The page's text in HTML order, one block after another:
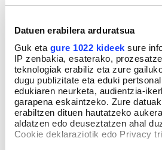
Datuen erabilera arduratsua
Guk eta gure 1022 kideek sure
IP zenbakia, esaterako,
teknologiak erabiliz eta zure
dugu publizitate eta eduki
edukiaren neurketa, audientzia-
garapena eskaintzeko. Zure
erabiltzen dituen hautatzeko
aldatzen edo deuseztatzen ahal
Cookie deklaraziotik edo Privacy